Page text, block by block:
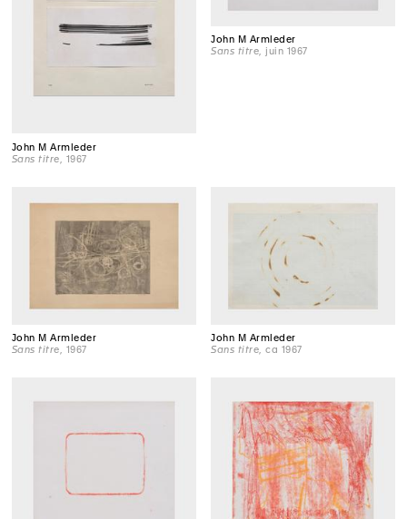
John M Armleder
Sans titre , 1967
John M Armleder
Sans titre , juin 1967
John M Armleder
Sans titre , 1967
John M Armleder
Sans titre , ca 1967